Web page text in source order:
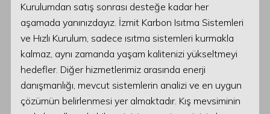
Kurulumdan satış sonrası desteğe kadar her
aşamada yanınızdayız. İzmit Karbon Isıtma Sistemleri
ve Hızlı Kurulum, sadece ısıtma sistemleri kurmakla
kalmaz, aynı zamanda yaşam kalitenizi yükseltmeyi
hedefler. Diğer hizmetlerimiz arasında enerji
danışmanlığı, mevcut sistemlerin analizi ve en uygun
çözümün belirlenmesi yer almaktadır. Kış mevsiminin